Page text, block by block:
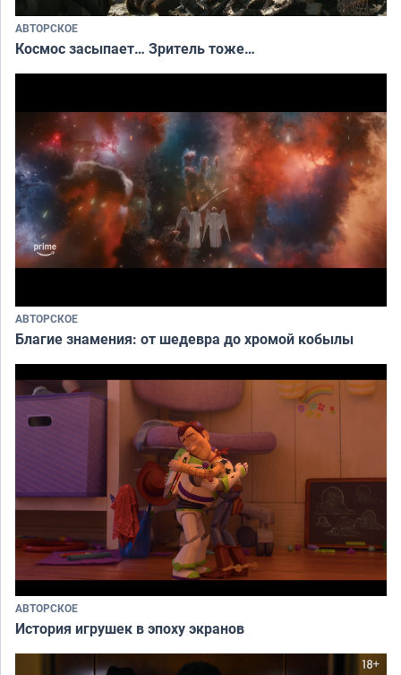
АВТОРСКОЕ
Космос засыпает… Зритель тоже…
АВТОРСКОЕ
Благие знамения: от шедевра до хромой кобылы
АВТОРСКОЕ
История игрушек в эпоху экранов